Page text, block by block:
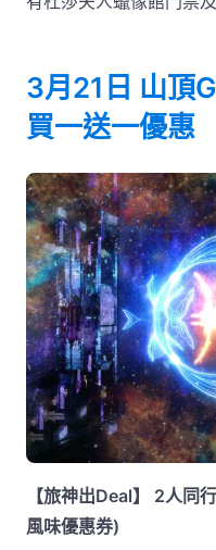
3月21日 山頂
買一送一優惠
【旅神出Deal】 2人同
風味優惠券)